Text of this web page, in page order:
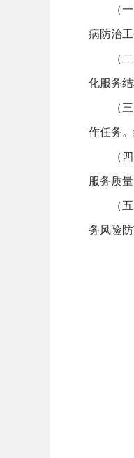
（
病防治
（
化服务
（
作任务
（
服务质量
（
务风险